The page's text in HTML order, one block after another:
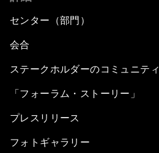
センター（部門）
会合
ステークホルダーのコミュニティ
「フォーラム・ストーリー」
プレスリリース
フォトギャラリー